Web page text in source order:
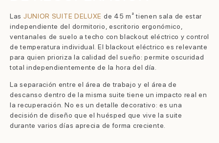
Las JUNIOR SUITE DELUXE de 45 m² tienen sala de estar
independiente del dormitorio, escritorio ergonómico,
ventanales de suelo a techo con blackout eléctrico y control
de temperatura individual. El blackout eléctrico es relevante
para quien prioriza la calidad del sueño: permite oscuridad
total independientemente de la hora del día.
La separación entre el área de trabajo y el área de
descanso dentro de la misma suite tiene un impacto real en
la recuperación. No es un detalle decorativo: es una
decisión de diseño que el huésped que vive la suite
durante varios días aprecia de forma creciente.